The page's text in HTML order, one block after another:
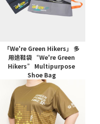
「We're Green Hikers」 多
用途鞋袋 “We're Green
Hikers” Multipurpose
Shoe Bag